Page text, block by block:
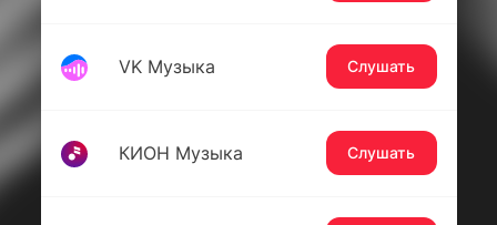
VK Музыка Слушать
КИОН Музыка Слушать